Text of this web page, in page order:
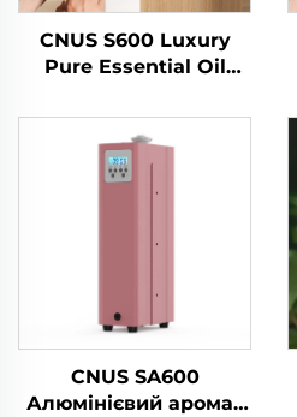
CNUS S600 Luxury
Pure Essential Oil
Logo Aroma Diffuser
Wifi Control
Электричний аромат
для освітлення
CNUS SA600
Алюмінієвий аромат